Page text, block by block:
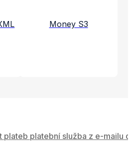
Money S3
plateb platební služba z e-mailu